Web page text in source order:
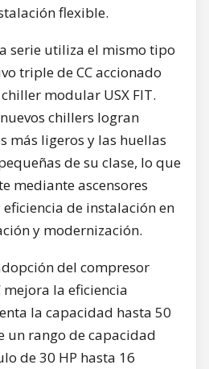
flexible.
serie utiliza el mismo tipo
triple de CC accionado
modular USX FIT.
chillers logran
más ligeros y las huellas
de su clase, lo que
mediante ascensores
de instalación en
y modernización.
del compresor
la eficiencia
la capacidad hasta 50
un rango de capacidad
de 30 HP hasta 16